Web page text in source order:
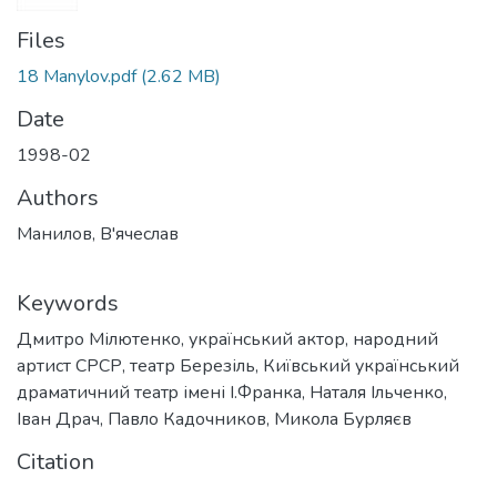
Files
18 Manylov.pdf(2.62 MB)
Date
1998-02
Authors
Манилов, В'ячеслав
Keywords
Дмитро Мілютенко, український актор, народний
артист СРСР, театр Березіль, Київський український
драматичний тeaтp імені І.Франка, Наталя Ільченко,
Іван Драч, Павло Кадочников, Микола Бурляєв
Citation